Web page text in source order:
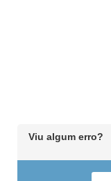
Viu algum erro?